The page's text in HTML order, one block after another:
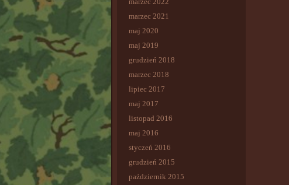
marzec 2021
maj 2020
maj 2019
grudzień 2018
marzec 2018
lipiec 2017
maj 2017
listopad 2016
maj 2016
styczeń 2016
grudzień 2015
październik 2015